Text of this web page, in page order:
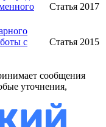
Статья 2017
с
Статья 2015
сообщения
уточнения,